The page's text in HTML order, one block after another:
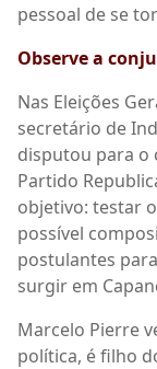
pessoal de se
Observe a
Nas Eleições
secretário de
disputou para o
Partido
objetivo: testar
possível
postulantes
surgir em
Marcelo Pierre
política, é filho